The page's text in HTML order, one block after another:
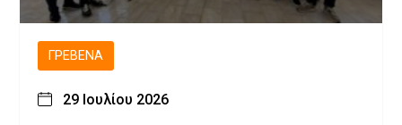
ΓΡΕΒΕΝΆ
29 Ιουλίου 2026